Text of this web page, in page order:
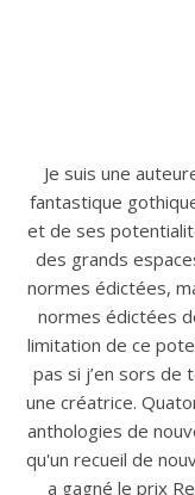
Je suis une
fantastique
et de ses
des grands
normes édictées,
normes édictées
limitation de ce
pas si j’en sors de
une créatrice.
anthologies de
qu'un recueil de
a gagné le prix